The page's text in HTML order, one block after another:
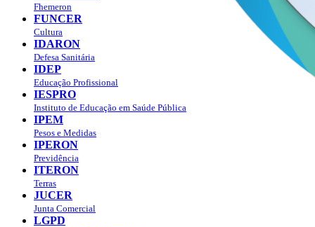
Fhemeron
FUNCER
Cultura
IDARON
Defesa Sanitária
IDEP
Educação Profissional
IESPRO
Instituto de Educação em Saúde Pública
IPEM
Pesos e Medidas
IPERON
Previdência
ITERON
Terras
JUCER
Junta Comercial
LGPD